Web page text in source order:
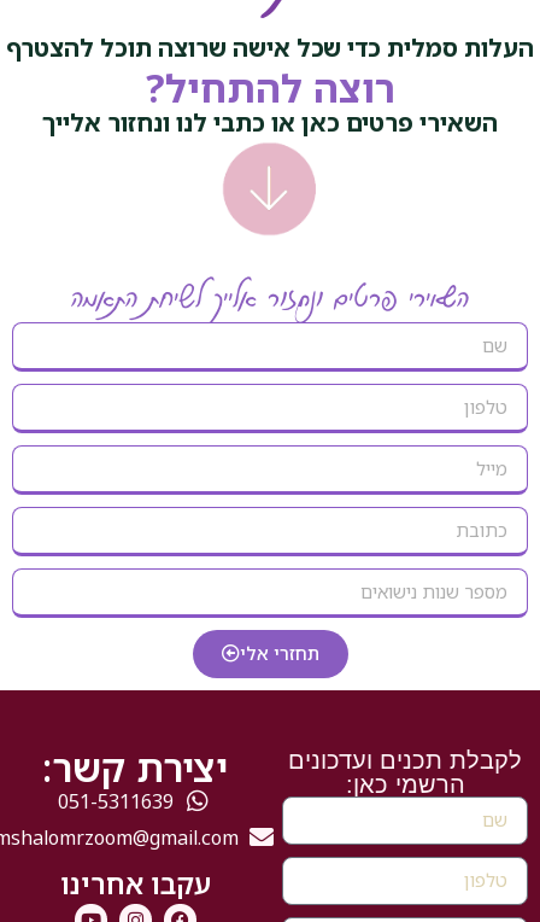
העלות סמלית כדי שכל אישה שרוצה תוכל להצטרף
רוצה להתחיל?
השאירי פרטים כאן או כתבי לנו ונחזור אלייך
השאירי פרטים ונחזור אלייך לשיחת התאמה
תחזרי אלי
לקבלת תכנים ועדכונים
הרשמי כאן:
יצירת קשר:
051-5311639
mshalomrzoom@gmail.com
עקבו אחרינו